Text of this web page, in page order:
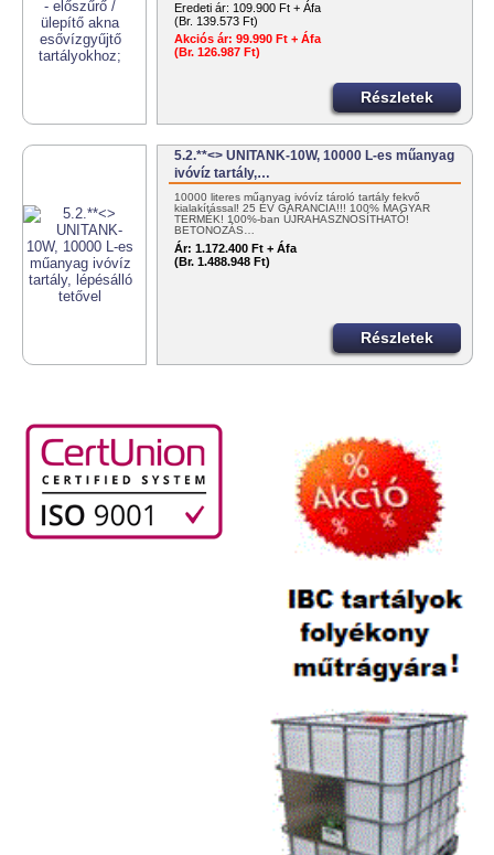
Eredeti ár: 109.900 Ft + Áfa
(Br. 139.573 Ft)
Akciós ár: 99.990 Ft + Áfa
(Br. 126.987 Ft)
Részletek
5.2.**<> UNITANK-10W, 10000 L-es műanyag
ivóvíz tartály,…
10000 literes műanyag ivóvíz tároló tartály fekvő
kialakítással! 25 ÉV GARANCIA!!! 100% MAGYAR
TERMÉK! 100%-ban ÚJRAHASZNOSÍTHATÓ!
BETONOZÁS…
Ár: 1.172.400 Ft + Áfa
(Br. 1.488.948 Ft)
Részletek